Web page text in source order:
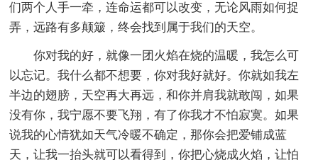
们两个人手一牵，连命运都可以改变，无论风雨如何捉
弄，远路有多颠簸，终会找到属于我们的天空。
你对我的好，就像一团火焰在烧的温暖，我怎么可
以忘记。我什么都不想要，你对我好就好。你就如我左
半边的翅膀，天空再大再远，和你并肩我就敢闯，如果
没有你，我宁愿不要飞翔，有了你我才不怕寂寞。如果
说我的心情犹如天气冷暖不确定，那你会把爱铺成蓝
天，让我一抬头就可以看得到，你把心烧成火焰，让怕